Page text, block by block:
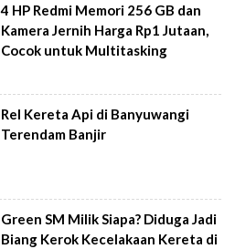
4 HP Redmi Memori 256 GB dan
Kamera Jernih Harga Rp1 Jutaan,
Cocok untuk Multitasking
Rel Kereta Api di Banyuwangi
Terendam Banjir
Green SM Milik Siapa? Diduga Jadi
Biang Kerok Kecelakaan Kereta di